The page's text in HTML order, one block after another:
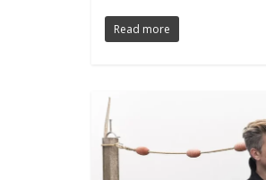
Read more